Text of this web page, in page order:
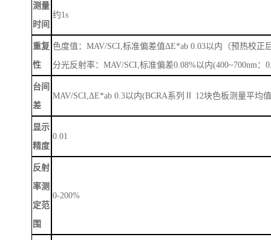
测量
时间
约1s
重复
性
色度值：MAV/SCI,标准偏差值ΔE*ab 0.03以内（预热校正
分光反射率：MAV/SCI,标准偏差0.08%以内(400~700nm：
台间
差
MAV/SCI,ΔE*ab 0.3以内(BCRA系列Ⅱ 12块色板测量平均
显示
精度
0.01
反射
率测
定范
围
0-200%